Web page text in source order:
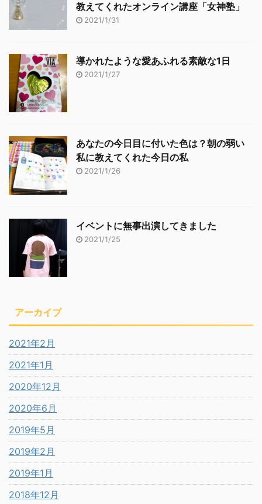
教えてくれたオンライン講座「女神塾」
2021/1/31
導かれたような愛あふれる素敵な1日
2021/1/27
あなたの今日目に付いた色は？朝の弱い
私に教えてくれた今日の私
2021/1/26
イベントに無事出演してきました
2021/1/25
アーカイブ
2021年2月
2021年1月
2020年12月
2020年6月
2019年5月
2019年2月
2019年1月
2018年12月